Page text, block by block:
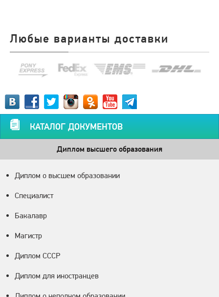
Любые варианты доставки
КАТАЛОГ ДОКУМЕНТОВ
Диплом высшего образования
Диплом о высшем образовании
Специалист
Бакалавр
Магистр
Диплом СССР
Диплом для иностранцев